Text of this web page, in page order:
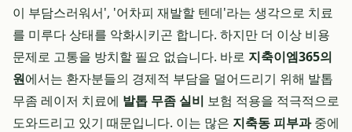
이 부담스러워서', '어차피 재발할 텐데'라는 생각으로 치료
를 미루다 상태를 악화시키곤 합니다. 하지만 더 이상 비용
문제로 고통을 방치할 필요 없습니다. 바로 지축이엠365의
원에서는 환자분들의 경제적 부담을 덜어드리기 위해 발톱
무좀 레이저 치료에 발톱 무좀 실비 보험 적용을 적극적으로
도와드리고 있기 때문입니다. 이는 많은 지축동 피부과중에